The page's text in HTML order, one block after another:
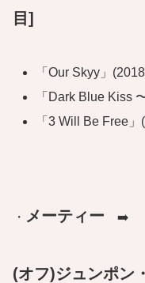
目]
「Our Skyy」
「Dark Blue Kiss
「3 Will Be Free
・ メーティー ➡️
(オフ)ジュンポン